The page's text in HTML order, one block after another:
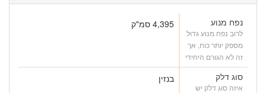
נפח מנוע
לרוב נפח מנוע גדול
מספק יותר כוח, אך
זה לא הגורם היחידי
4,395 סמ"ק
סוג דלק
איזה סוג דלק יש
בנזין